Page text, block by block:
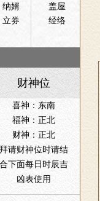
纳婿
盖屋
立券
经络
财神位
喜神：东南
福神：正北
财神：正北
拜请财神位时请结
合下面每日时辰吉
凶表使用